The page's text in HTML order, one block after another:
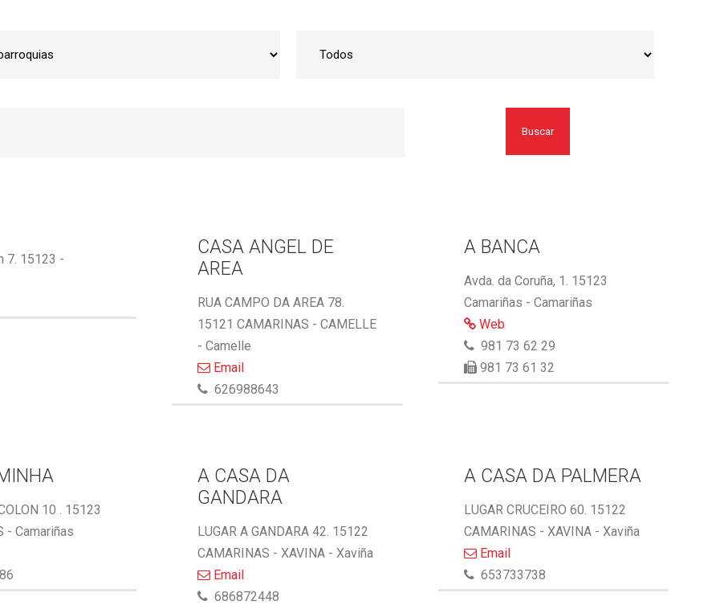
Buscar
7. 15123 -
CASA ANGEL DE
AREA
RUA CAMPO DA AREA 78.
15121 CAMARINAS - CAMELLE
- Camelle
Email
626988643
A BANCA
Avda. da Coruña, 1. 15123
Camariñas - Camariñas
Web
981 73 62 29
981 73 61 32
10 . 15123
- Camariñas
A CASA DA
GANDARA
LUGAR A GANDARA 42. 15122
CAMARINAS - XAVINA - Xaviña
Email
686872448
A CASA DA PALMERA
LUGAR CRUCEIRO 60. 15122
CAMARINAS - XAVINA - Xaviña
Email
653733738